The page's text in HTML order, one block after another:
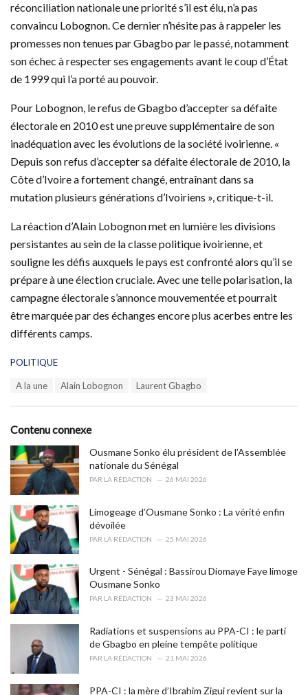
réconciliation nationale une priorité s’il est élu, n’a pas
convaincu Lobognon. Ce dernier n’hésite pas à rappeler les
promesses non tenues par Gbagbo par le passé, notamment
son échec à respecter ses engagements avant le coup d’État
de 1999 qui l’a porté au pouvoir.
Pour Lobognon, le refus de Gbagbo d’accepter sa défaite
électorale en 2010 est une preuve supplémentaire de son
inadéquation avec les évolutions de la société ivoirienne. «
Depuis son refus d’accepter sa défaite électorale de 2010, la
Côte d’Ivoire a fortement changé, entraînant dans sa
mutation plusieurs générations d’Ivoiriens », critique-t-il.
La réaction d’Alain Lobognon met en lumière les divisions
persistantes au sein de la classe politique ivoirienne, et
souligne les défis auxquels le pays est confronté alors qu’il se
prépare à une élection cruciale. Avec une telle polarisation, la
campagne électorale s’annonce mouvementée et pourrait
être marquée par des échanges encore plus acerbes entre les
différents camps.
C
o
r
i
e
s
POLITIQUE
:
A la une Alain Lobognon Laurent Gbagbo
Contenu connexe
Ousmane Sonko élu président de l’Assemblée
nationale du Sénégal
PAR LA RÉDACTION 26 MAI 2026
Limogeage d’Ousmane Sonko : La vérité enfin
dévoilée
PAR LA RÉDACTION 25 MAI 2026
Urgent - Sénégal : Bassirou Diomaye Faye limoge
Ousmane Sonko
PAR LA RÉDACTION 23 MAI 2026
Radiations et suspensions au PPA-CI : le parti
de Gbagbo en pleine tempête politique
PAR LA RÉDACTION 21 MAI 2026
PPA-CI : la mère d’Ibrahim Zigui revient sur la